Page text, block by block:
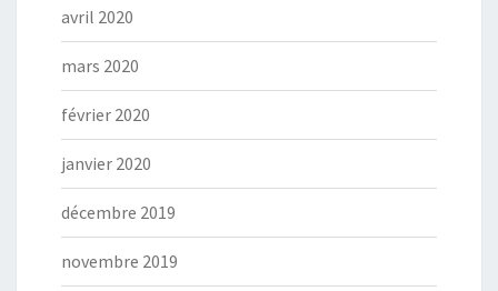
avril 2020
mars 2020
février 2020
janvier 2020
décembre 2019
novembre 2019